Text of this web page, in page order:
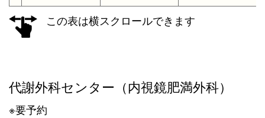
この表は横スクロールできます
代謝外科センター（内視鏡肥満外科）
※要予約